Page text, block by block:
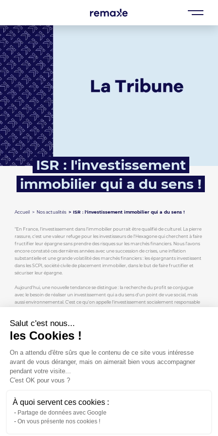
ISR : l'investissement
immobilier qui a du sens !
Accueil Nos actualités ISR : l'investissement immobilier qui a du sens !
"En France, l'investissement dans l'immobilier pourrait être qualifié de culturel. La pierre
rassure, c'est une valeur refuge pour les investisseurs de l'Hexagone qui cherchent à faire
fructifier leur épargne sans prendre des risques sur les marchés financiers. Nous l'avons
encore constaté ces dernières années avec une succession de crises, une inflation
substantielle et une grande volatilité des marchés financiers : les épargnants investissent
dans les SCPI, société civile de placement immobilier, dans le but de faire fructifier et
sécuriser leur épargne.
Aujourd'hui, une nouvelle tendance se distingue : la recherche du profit se conjugue
avec le besoin de réaliser un investissement qui a du sens d'un point de vue social, mais
aussi environnemental. C'est ce qu'on appelle l'investissement socialement responsable
Il a fallu attendre 2020 pour que les fonds immobiliers, et donc, les SCPI puissent
prétendre au label ISR. Les investisseurs ont pu ainsi découvrir une nouvelle génération
d'acteurs pour qui l'investissement responsable n'est pas une tendance, mais un credo.
Retrouvez l'intégralité de l'article ici.
Salut c'est nous...
les Cookies !
On a attendu d'être sûrs que le contenu de ce site vous intéresse
avant de vous déranger, mais on aimerait bien vous accompagner
pendant votre visite...
C'est OK pour vous ?
À quoi servent ces cookies :
Partage de données avec Google
On vous présente nos cookies !